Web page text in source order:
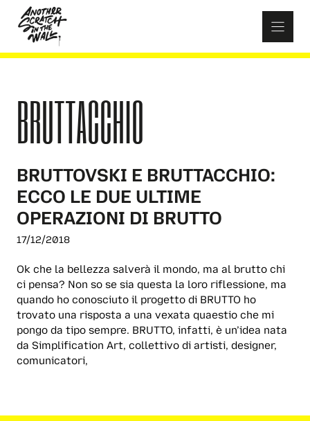
content
BRUTTACCHIO
BRUTTOVSKI E BRUTTACCHIO:
ECCO LE DUE ULTIME
OPERAZIONI DI BRUTTO
17/12/2018
Ok che la bellezza salverà il mondo, ma al brutto chi
ci pensa? Non so se sia questa la loro riflessione, ma
quando ho conosciuto il progetto di BRUTTO ho
trovato una risposta a una vexata quaestio che mi
pongo da tipo sempre. BRUTTO, infatti, è un’idea nata
da Simplification Art, collettivo di artisti, designer,
comunicatori,